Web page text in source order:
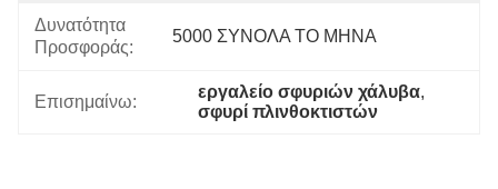
Δυνατότητα
Προσφοράς:
5000 ΣΥΝΟΛΑ ΤΟ ΜΗΝΑ
Επισημαίνω:
εργαλείο σφυριών χάλυβα,
σφυρί πλινθοκτιστών